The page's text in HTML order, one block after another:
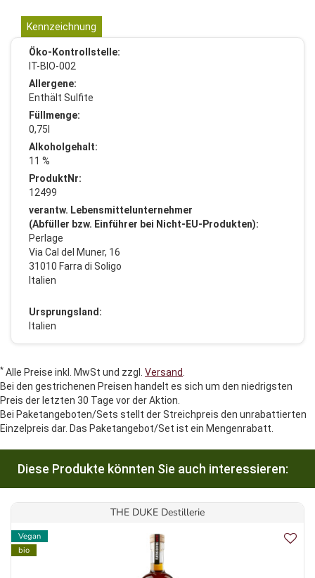
Kennzeichnung
Öko-Kontrollstelle:
IT-BIO-002
Allergene:
Enthält Sulfite
Füllmenge:
0,75l
Alkoholgehalt:
11 %
ProduktNr:
12499
verantw. Lebensmittelunternehmer
(Abfüller bzw. Einführer bei Nicht-EU-Produkten):
Perlage
Via Cal del Muner, 16
31010 Farra di Soligo
Italien
Ursprungsland:
Italien
* Alle Preise inkl. MwSt und zzgl. Versand
Bei den gestrichenen Preisen handelt es sich um den niedrigsten
Preis der letzten 30 Tage vor der Aktion.
Bei Paketangeboten/Sets stellt der Streichpreis den unrabattierten
Einzelpreis dar. Das Paketangebot/Set ist ein Mengenrabatt.
Diese Produkte könnten Sie auch interessieren:
THE DUKE Destillerie
Vegan
bio